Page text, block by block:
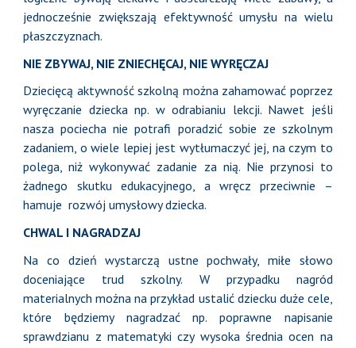
jednocześnie zwiększają efektywność umysłu na wielu
płaszczyznach.
NIE ZBYWAJ, NIE ZNIECHĘCAJ, NIE WYRĘCZAJ
Dziecięcą aktywność szkolną można zahamować poprzez
wyręczanie dziecka np. w odrabianiu lekcji. Nawet jeśli
nasza pociecha nie potrafi poradzić sobie ze szkolnym
zadaniem, o wiele lepiej jest wytłumaczyć jej, na czym to
polega, niż wykonywać zadanie za nią. Nie przynosi to
żadnego skutku edukacyjnego, a wręcz przeciwnie –
hamuje rozwój umysłowy dziecka.
CHWAL I NAGRADZAJ
Na co dzień wystarczą ustne pochwały, miłe słowo
doceniające trud szkolny. W przypadku nagród
materialnych można na przykład ustalić dziecku duże cele,
które będziemy nagradzać np. poprawne napisanie
sprawdzianu z matematyki czy wysoka średnia ocen na